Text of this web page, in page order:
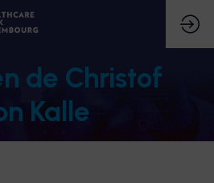
de Christof
Kalle